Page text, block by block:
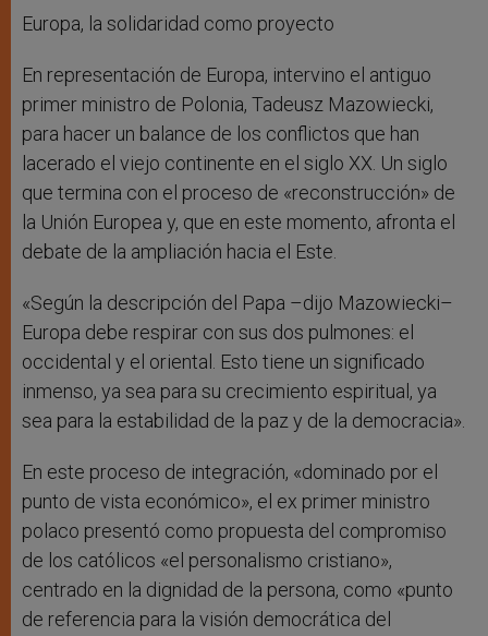
Europa, la solidaridad como proyecto
En representación de Europa, intervino el antiguo
primer ministro de Polonia, Tadeusz Mazowiecki,
para hacer un balance de los conflictos que han
lacerado el viejo continente en el siglo XX. Un siglo
que termina con el proceso de «reconstrucción» de
la Unión Europea y, que en este momento, afronta el
debate de la ampliación hacia el Este.
«Según la descripción del Papa –dijo Mazowiecki–
Europa debe respirar con sus dos pulmones: el
occidental y el oriental. Esto tiene un significado
inmenso, ya sea para su crecimiento espiritual, ya
sea para la estabilidad de la paz y de la democracia».
En este proceso de integración, «dominado por el
punto de vista económico», el ex primer ministro
polaco presentó como propuesta del compromiso
de los católicos «el personalismo cristiano»,
centrado en la dignidad de la persona, como «punto
de referencia para la visión democrática del